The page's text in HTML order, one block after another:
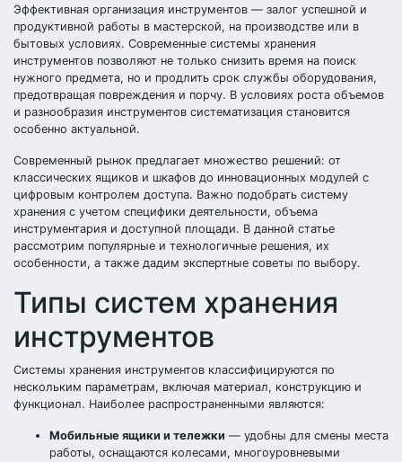
Эффективная организация инструментов — залог успешной и
продуктивной работы в мастерской, на производстве или в
бытовых условиях. Современные системы хранения
инструментов позволяют не только снизить время на поиск
нужного предмета, но и продлить срок службы оборудования,
предотвращая повреждения и порчу. В условиях роста объемов
и разнообразия инструментов систематизация становится
особенно актуальной.
Современный рынок предлагает множество решений: от
классических ящиков и шкафов до инновационных модулей с
цифровым контролем доступа. Важно подобрать систему
хранения с учетом специфики деятельности, объема
инструментария и доступной площади. В данной статье
рассмотрим популярные и технологичные решения, их
особенности, а также дадим экспертные советы по выбору.
Типы систем хранения
инструментов
Системы хранения инструментов классифицируются по
нескольким параметрам, включая материал, конструкцию и
функционал. Наиболее распространенными являются:
Мобильные ящики и тележки — удобны для смены места
работы, оснащаются колесами, многоуровневыми